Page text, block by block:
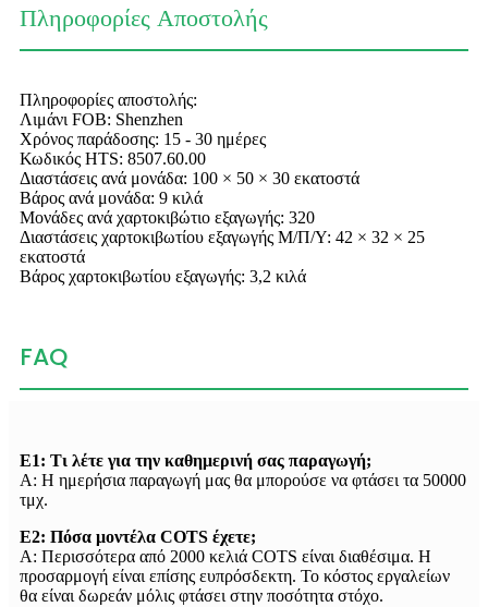
Πληροφορίες Αποστολής
Πληροφορίες αποστολής:
Λιμάνι FOB: Shenzhen
Χρόνος παράδοσης: 15 - 30 ημέρες
Κωδικός HTS: 8507.60.00
Διαστάσεις ανά μονάδα: 100 × 50 × 30 εκατοστά
Βάρος ανά μονάδα: 9 κιλά
Μονάδες ανά χαρτοκιβώτιο εξαγωγής: 320
Διαστάσεις χαρτοκιβωτίου εξαγωγής Μ/Π/Υ: 42 × 32 × 25
εκατοστά
Βάρος χαρτοκιβωτίου εξαγωγής: 3,2 κιλά
FAQ
Ε1: Τι λέτε για την καθημερινή σας παραγωγή;
Α: Η ημερήσια παραγωγή μας θα μπορούσε να φτάσει τα 50000
τμχ.
Ε2: Πόσα μοντέλα COTS έχετε;
Α: Περισσότερα από 2000 κελιά COTS είναι διαθέσιμα. Η
προσαρμογή είναι επίσης ευπρόσδεκτη. Το κόστος εργαλείων
θα είναι δωρεάν μόλις φτάσει στην ποσότητα στόχο.